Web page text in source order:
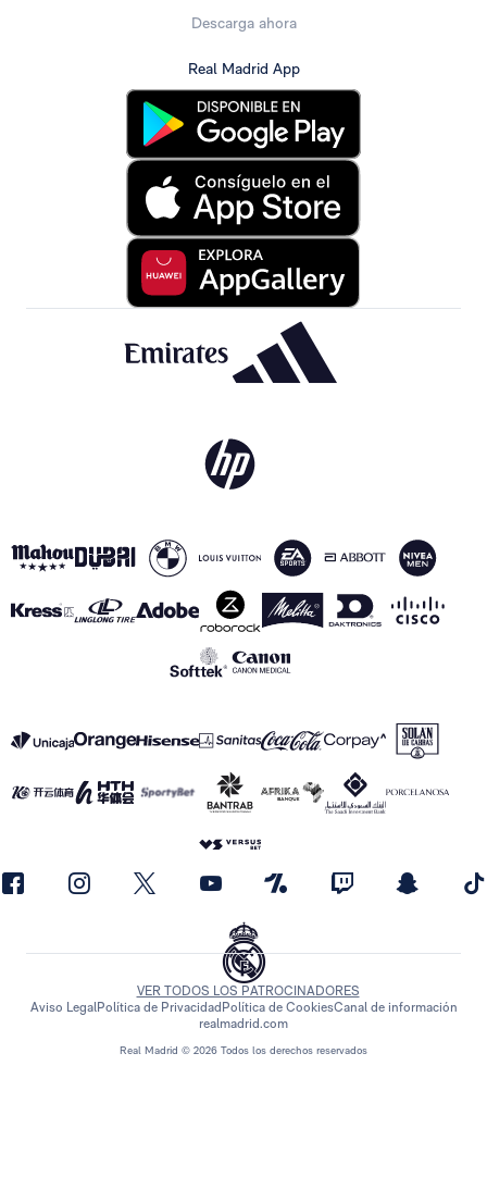
Descarga ahora
Real Madrid App
Real Madrid © 2026 Todos los derechos reservados
VER TODOS LOS PATROCINADORES
Aviso LegalPolítica de Privacidad Política de CookiesCanal de información
realmadrid.com